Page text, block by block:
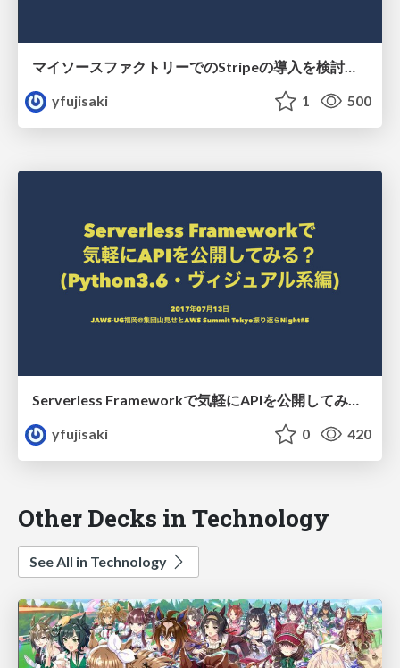
マイソースファクトリーでのStripeの導入を検討してみた
yfujisaki
1 500
yfujisaki
0 420
Other Decks in Technology
See All in Technology